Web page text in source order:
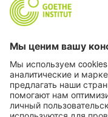
Сообщество
Практикуйте
Курсы
Портал для